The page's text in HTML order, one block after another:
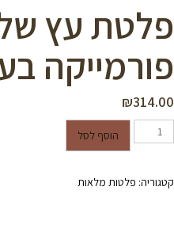
פלטת עץ
פורמייקה בעובי 16.5 מ”מ –
₪314.00
כמות של פלטת עץ שלמה סנדוויץ טווין מצופה פורמייקה
הוסף לסל
קטגוריה: פלטות מלאות